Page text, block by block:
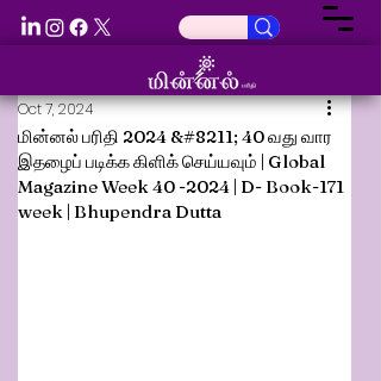
மின்னல் பரிதி 2024 &#8211; 40 வது வார
இதழைப் படிக்க கிளிக் செய்யவும் | Global
Magazine Week 40 -2024 | D- Book-171
week | Bhupendra Dutta
Oct 7, 2024